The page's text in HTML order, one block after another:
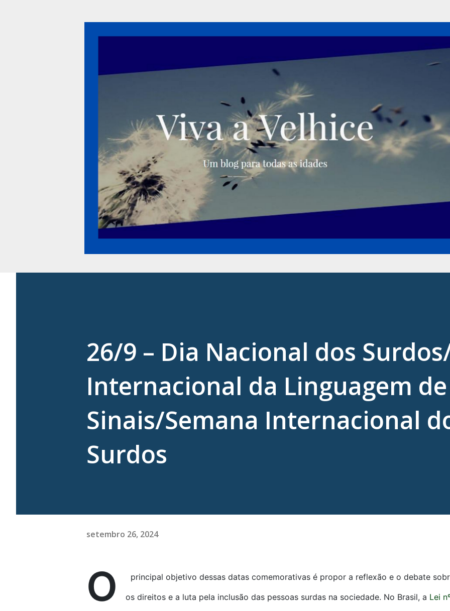
26/9 – Dia Nacional dos
Internacional da Linguagem de
Sinais/Semana Internacional
Surdos
setembro 26, 2024
O
principal objetivo dessas datas comemorativas é propor a reflexão e o debate
os direitos e a luta pela inclusão das pessoas surdas na sociedade. No Brasil, a Lei